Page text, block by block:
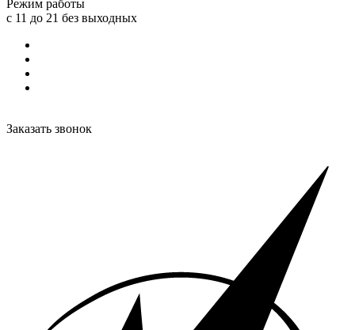
Режим работы
с 11 до 21 без выходных
Заказать звонок